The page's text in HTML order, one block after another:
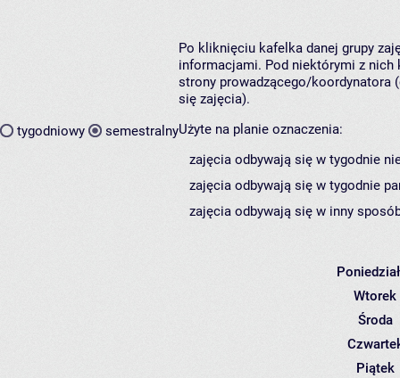
tygodniowy semestralny
Po kliknięciu kafelka danej grupy
informacjami. Pod niektórymi z nich
strony prowadzącego/koordynatora
się zajęcia).
Użyte na planie oznaczenia:
zajęcia odbywają się w tygodnie
zajęcia odbywają się w tygodnie
zajęcia odbywają się w inny
Wtorek
Środa
Piątek